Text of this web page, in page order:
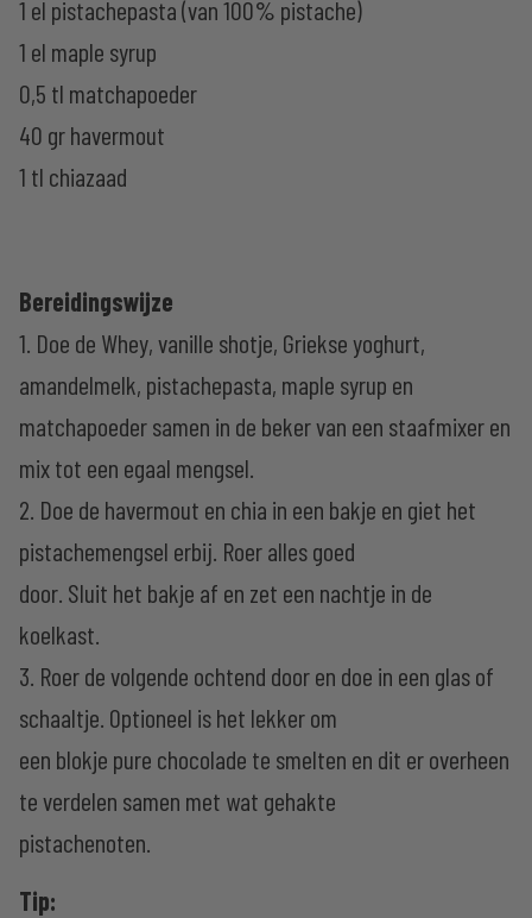
1 el pistachepasta (van 100% pistache)
1 el maple syrup
0,5 tl matchapoeder
40 gr havermout
1 tl chiazaad
Bereidingswijze
1. Doe de Whey, vanille shotje, Griekse yoghurt,
amandelmelk, pistachepasta, maple syrup en
matchapoeder samen in de beker van een staafmixer en
mix tot een egaal mengsel.
2. Doe de havermout en chia in een bakje en giet het
pistachemengsel erbij. Roer alles goed
door. Sluit het bakje af en zet een nachtje in de
koelkast.
3. Roer de volgende ochtend door en doe in een glas of
schaaltje. Optioneel is het lekker om
een blokje pure chocolade te smelten en dit er overheen
te verdelen samen met wat gehakte
pistachenoten.
Tip: